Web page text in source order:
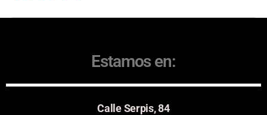
Estamos en:
Calle Serpis, 84